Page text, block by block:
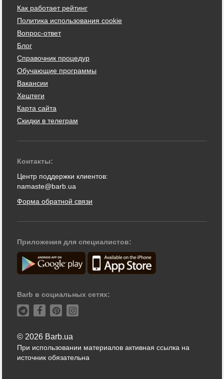
Как работает рейтинг
Политика использования cookie
Вопрос-ответ
Блог
Справочник процедур
Обучающие программы
Вакансии
Хештеги
Карта сайта
Скидки в телеграм
Контакты:
Центр поддержки клиентов:
namaste@barb.ua
Форма обратной связи
Приложения для специалистов:
Barb в социальных сетях:
© 2026 Barb.ua
При использовании материалов активная ссылка на
источник обязательна